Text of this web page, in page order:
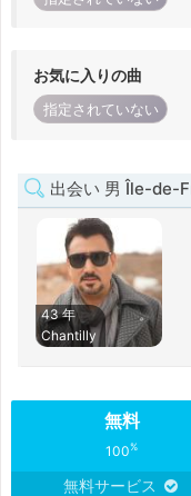
お気に入りの曲
指定されていない
出会い 男 Île-de-
43 年
Chantilly
無料
100%
無料サービス